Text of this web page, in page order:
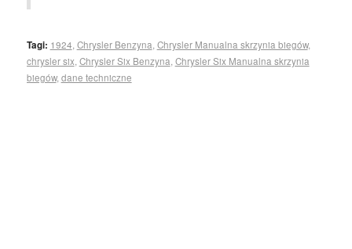
Tagi: 1924 Chrysler Benzyna Chrysler Manualna skrzynia biegów,
chrysler six Chrysler Six Benzyna Chrysler Six Manualna skrzynia
biegów, dane techniczne